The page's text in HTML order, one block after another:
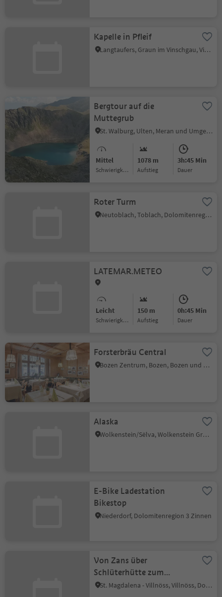
Kapelle in Pfleif
Langtaufers, Graun im Vinschgau, Vinschgau
Bergtour auf die
Muttegrub
St. Walburg, Ulten, Meran und Umgebung
Mittel
Schwierigkeitsgrad
1078 m
Aufstieg
3h:45 Min
Dauer
Roter Turm
Neutoblach, Toblach, Dolomitenregion 3 Zinnen
LATEMAR.METEO
Leicht
Schwierigkeitsgrad
150 m
Aufstieg
0h:45 Min
Dauer
Forsterbräu Central
Bozen Zentrum, Bozen, Bozen und Umgebung
Alaska
Wolkenstein/Sëlva, Wolkenstein Gröden, Dolomitenregion Gröden
E-Bike Ladestation
Bikestop
Niederdorf, Dolomitenregion 3 Zinnen
Von Zans über
Schlüterhütte zum
Würzjoch
St. Magdalena - Villnöss, Villnöss, Dolomitenregion Lüsen Villnöss